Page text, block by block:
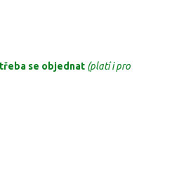
se objednat (platí i pro